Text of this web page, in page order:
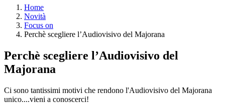
Home
Novità
Focus on
Perchè scegliere l’Audiovisivo del Majorana
Perchè scegliere l’Audiovisivo del
Majorana
Ci sono tantissimi motivi che rendono l'Audiovisivo del Majorana
unico....vieni a conoscerci!